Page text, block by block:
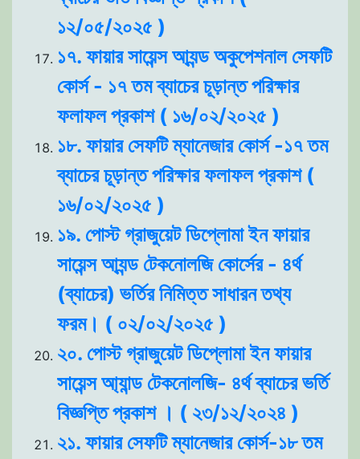
১২/০৫/২০২৫ )
১৭. ফায়ার সায়েন্স আ্যন্ড অকুপেশনাল সেফটি
কোর্স - ১৭ তম ব্যাচের চূড়ান্ত পরিক্ষার
ফলাফল প্রকাশ ( ১৬/০২/২০২৫ )
১৮. ফায়ার সেফটি ম্যানেজার কোর্স -১৭ তম
ব্যাচের চূড়ান্ত পরিক্ষার ফলাফল প্রকাশ (
১৬/০২/২০২৫ )
১৯. পোস্ট গ্রাজুয়েট ডিপ্লোমা ইন ফায়ার
সায়েন্স আ্যন্ড টেকনোলজি কোর্সের - ৪র্থ
(ব্যাচের) ভর্তির নিমিত্ত সাধারন তথ্য
ফরম। ( ০২/০২/২০২৫ )
২০. পোস্ট গ্রাজুয়েট ডিপ্লোমা ইন ফায়ার
সায়েন্স আ্যান্ড টেকনোলজি- ৪র্থ ব্যাচের ভর্তি
বিজ্ঞপ্তি প্রকাশ । ( ২৩/১২/২০২৪ )
২১. ফায়ার সেফটি ম্যানেজার কোর্স-১৮ তম